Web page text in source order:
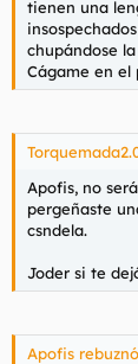
tienen una
chupándose
Cágame en el
Apofis, no
pergeñaste
csndela.
Joder si te
Apofis